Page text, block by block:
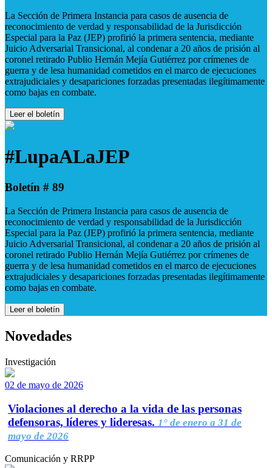
La Sección de Primera Instancia para casos de ausencia de
reconocimiento de verdad y responsabilidad de la Jurisdicción
Especial para la Paz (JEP) profirió la primera sentencia, mediante
Juicio Adversarial Transicional, al condenar a 20 años de prisión al
coronel retirado Publio Hernán Mejía Gutiérrez por crímenes de
guerra y de lesa humanidad cometidos en el marco de ejecuciones
extrajudiciales y desapariciones forzadas presentadas ilegítimamente
como bajas en combate.
Leer el boletín
#LupaALaJEP
Boletín # 89
La Sección de Primera Instancia para casos de ausencia de
reconocimiento de verdad y responsabilidad de la Jurisdicción
Especial para la Paz (JEP) profirió la primera sentencia, mediante
Juicio Adversarial Transicional, al condenar a 20 años de prisión al
coronel retirado Publio Hernán Mejía Gutiérrez por crímenes de
guerra y de lesa humanidad cometidos en el marco de ejecuciones
extrajudiciales y desapariciones forzadas presentadas ilegítimamente
como bajas en combate.
Leer el boletín
Novedades
Investigación
02 de mayo de 2026
Violaciones al derecho a la vida de las personas
defensoras, líderes y lideresas. 1° de enero a 31 de
mayo de 2026
Comunicación y RRPP